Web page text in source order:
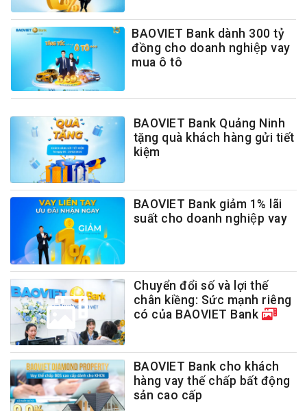
BAOVIET Bank dành 300 tỷ
đồng cho doanh nghiệp vay
mua ô tô
BAOVIET Bank Quảng Ninh
tặng quà khách hàng gửi tiết
kiệm
BAOVIET Bank giảm 1% lãi
suất cho doanh nghiệp vay
Chuyển đổi số và lợi thế
chân kiềng: Sức mạnh riêng
có của BAOVIET Bank
BAOVIET Bank cho khách
hàng vay thế chấp bất động
sản cao cấp